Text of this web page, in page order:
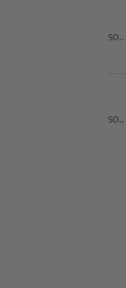
SO..
SO..